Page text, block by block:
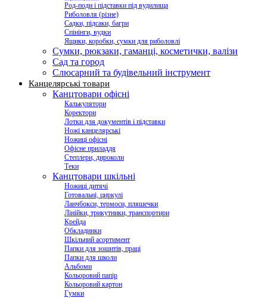
Род-поди і підставки під вудилища
Риболовля (різне)
Садки, підсаки, багри
Спінінги, вудки
Ящики, коробки, сумки для риболовлі
Сумки, рюкзаки, гаманці, косметички, валізи
Сад та город
Слюсарний та будівельний інструмент
Канцелярські товари
Канцтовари офісні
Калькулятори
Коректори
Лотки для документів і підставки
Ножі канцелярські
Ножиці офісні
Офісне приладдя
Степлери, дироколи
Теки
Канцтовари шкільні
Ножиці дитячі
Готовальні, циркулі
Ланчбокси, термоси, пляшечки
Лінійки, трикутники, транспортири
Крейда
Обкладинки
Шкільний асортимент
Папки для зошитів, праці
Папки для школи
Альбоми
Кольоровий папір
Кольоровий картон
Гумки